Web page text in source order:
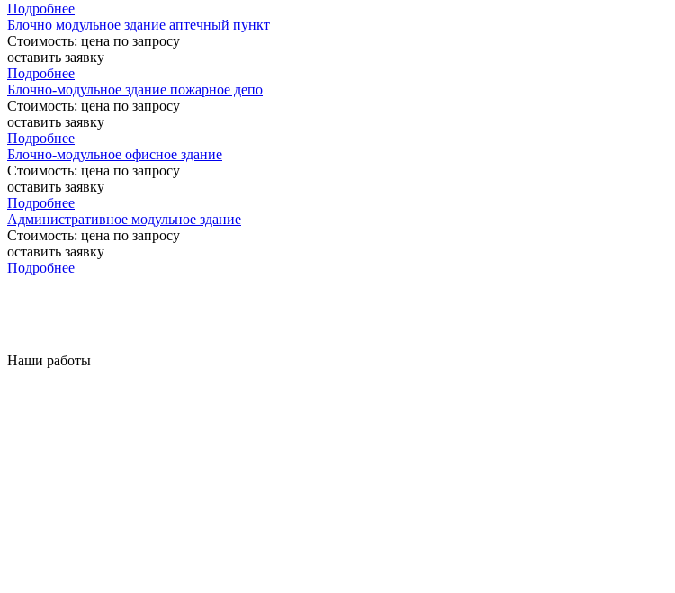
Подробнее
Блочно модульное здание аптечный пункт
Стоимость: цена по запросу
оставить заявку
Подробнее
Блочно-модульное здание пожарное депо
Стоимость: цена по запросу
оставить заявку
Подробнее
Блочно-модульное офисное здание
Стоимость: цена по запросу
оставить заявку
Подробнее
Административное модульное здание
Стоимость: цена по запросу
оставить заявку
Подробнее
Наши работы